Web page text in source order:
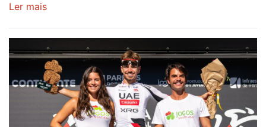
Ler mais
Oliveira
é
sexto
e
continua
Camisola